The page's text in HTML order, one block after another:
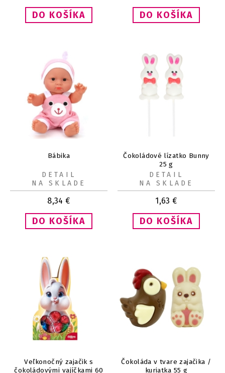
Bábika
8,34 €
DETAIL
NA SKLADE
Čokoládové lízatko Bunny
25 g
1,63 €
DETAIL
NA SKLADE
Veľkonočný zajačik s
čokoládovými vajíčkami 60
Čokoláda v tvare zajačika /
kuriatka 55 g